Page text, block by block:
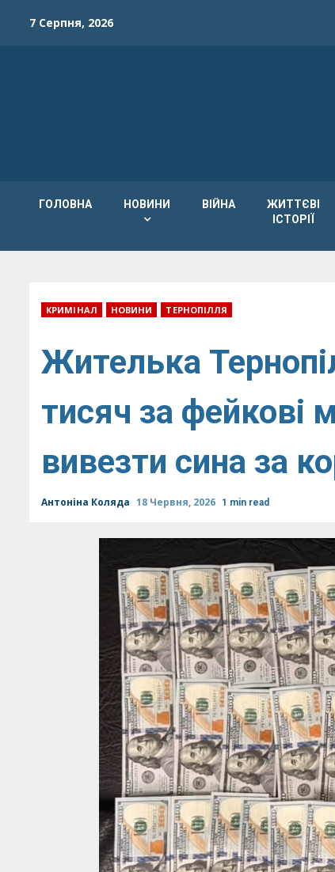
7 Серпня, 2026
ГОЛОВНА НОВИНИ ВІЙНА
ЖИТТЄВІ
ІСТОРІЇ
КРИМІНАЛ НОВИНИ ТЕРНОПІЛЛЯ
Жителька
тисяч за фейкові
вивезти сина за
Антоніна Коляда 18 Червня, 2026 1 min read